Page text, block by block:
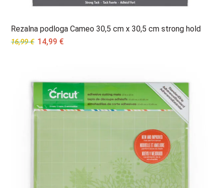
Rezalna podloga Cameo 30,5 cm x 30,5 cm strong hold
16,99€ Original
14,99 €Current